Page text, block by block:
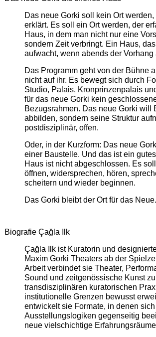
Das neue Gorki soll kein Ort
erklärt. Es soll ein Ort werden, der
Haus, in dem man nicht nur eine
sondern Zeit verbringt. Ein Haus,
aufwacht, wenn abends der Vorhang
Das Programm geht von der Bühne
nicht auf ihr. Es bewegt sich durch
Studio, Palais, Kronprinzenpalais
für das neue Gorki kein
Bezugsrahmen. Das neue Gorki will
abbilden, sondern seine Struktur
postdisziplinär, offen.
Oder, in der Kurzform: Das neue
einer Baustelle. Und das ist ein
Haus ist nicht abgeschlossen. Es
öffnen, widersprechen, hören,
scheitern und wieder beginnen.
Das Gorki bleibt der Ort für das Neue.
Biografie Çağla Ilk
Çağla Ilk ist Kuratorin und
Maxim Gorki Theaters ab der
Arbeit verbindet sie Theater,
Sound und zeitgenössische Kunst
transdisziplinären kuratorischen
institutionelle Grenzen bewusst
entwickelt sie Formate, in denen
Ausstellungslogiken gegenseitig
neue vielschichtige